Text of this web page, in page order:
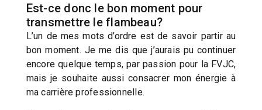
Est-ce donc le bon moment pour
transmettre le flambeau?
L’un de mes mots d’ordre est de savoir partir au
bon moment. Je me dis que j’aurais pu continuer
encore quelque temps, par passion pour la FVJC,
mais je souhaite aussi consacrer mon énergie à
ma carrière professionnelle.